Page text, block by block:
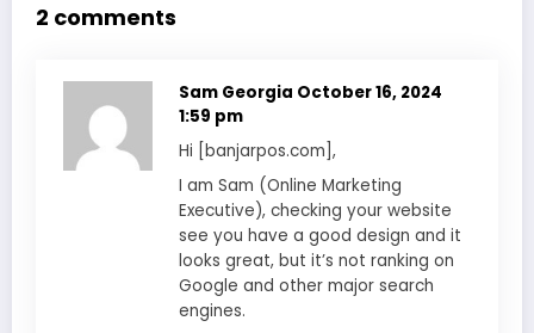
2 comments
Sam Georgia October 16, 2024
1:59 pm
Hi [banjarpos.com],
I am Sam (Online Marketing
Executive), checking your website
see you have a good design and it
looks great, but it’s not ranking on
Google and other major search
engines.